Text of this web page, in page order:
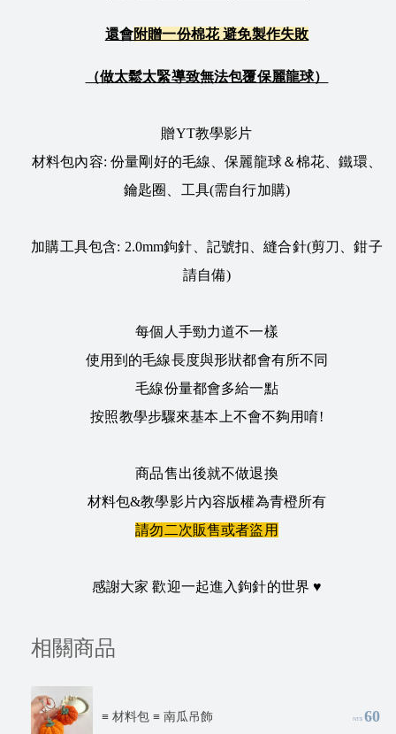
還會附贈一份棉花避免製作失敗
（做太鬆太緊導致無法包覆保麗龍球）
贈YT教學影片
材料包內容: 份量剛好的毛線、保麗龍球＆棉花、鐵環、
鑰匙圈、工具(需自行加購)
加購工具包含: 2.0mm鉤針、記號扣、縫合針(剪刀、鉗子
請自備)
每個人手勁力道不一樣
使用到的毛線長度與形狀都會有所不同
毛線份量都會多給一點
按照教學步驟來基本上不會不夠用唷!
商品售出後就不做退換
材料包&教學影片內容版權為青橙所有
請勿二次販售或者盜用
感謝大家 歡迎一起進入鉤針的世界 ♥
相關商品
NT$ 60
≡ 材料包 ≡ 南瓜吊飾